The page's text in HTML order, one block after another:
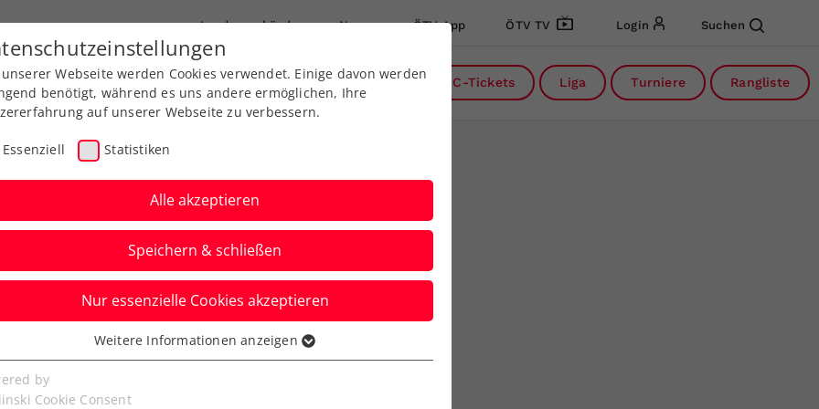
Landesverbände News ÖTV App ÖTV TV Login Suchen
Ausbildung Services Über uns DC-Tickets Liga Turniere Rangliste
Super Sunday mit
Webseite werden Cookies verwendet. Einige davon werden
benötigt, während es uns andere ermöglichen, Ihre
auf unserer Webseite zu verbessern.
Essenziell Statistiken
Alle akzeptieren
Speichern & schließen
Nur essenzielle Cookies akzeptieren
Cookies werden für grundlegende Funktionen der
benötigt. Dadurch ist gewährleistet, dass die Webseite
Weitere Informationen anzeigen
by
Cookie Consent